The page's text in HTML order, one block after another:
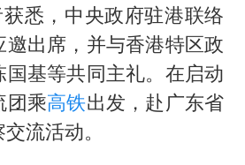
U17国足1分钟轰2球
法国将禁止“未经同意的电话营销”
我国编制完成新版全月地质图
悉，中央政府驻港联络
邀出席，并与香港特区政
国基等共同主礼。在启动
团乘高铁出发，赴广东省
流活动。